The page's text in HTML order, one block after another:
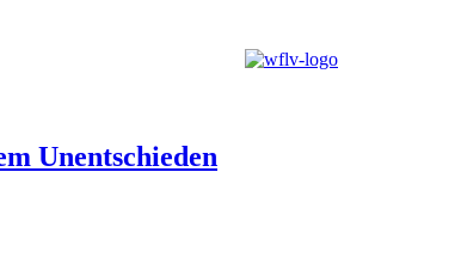
Unentschieden